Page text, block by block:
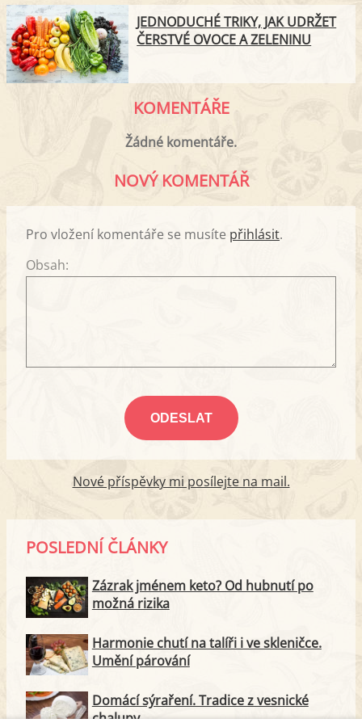
JEDNODUCHÉ TRIKY, JAK UDRŽET
ČERSTVÉ OVOCE A ZELENINU
KOMENTÁŘE
Žádné komentáře.
NOVÝ KOMENTÁŘ
Pro vložení komentáře se musíte přihlásit.
Obsah:
Nové příspěvky mi posílejte na mail.
POSLEDNÍ ČLÁNKY
Zázrak jménem keto? Od hubnutí po
možná rizika
Harmonie chutí na talíři i ve skleničce.
Umění párování
Domácí sýraření. Tradice z vesnické
chalupy